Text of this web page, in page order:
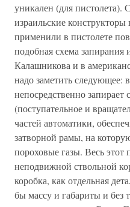
уникален (для пистолета).
израильские конструкторы
применили в пистолете
подобная схема запирания
Калашникова и в
надо заметить следующее:
непосредственно запирает
(поступательное и
частей автоматики,
затворной рамы, на
пороховые газы. Весь этот
неподвижной ствольной
коробка, как отдельная
бы массу и габариты и без